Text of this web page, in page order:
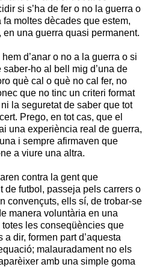
si s’ha de fer o no la guerra o
moltes dècades que estem,
en una guerra quasi permanent.
d’anar o no a la guerra o si
ho al bell mig d’una de
què cal o què no cal fer, no
que no tinc un criteri format
la seguretat de saber que tot
Prego, en tot cas, que el
una experiència real de guerra,
i sempre afirmaven que
a viure una altra.
contra la gent que
de futbol, passeja pels carrers o
convençuts, ells sí, de trobar-se
manera voluntària en una
les conseqüències que
dir, formen part d’aquesta
malauradament no els
amb una simple goma